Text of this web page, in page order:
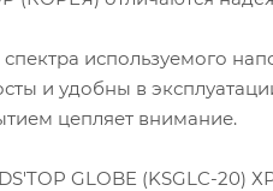
используемого
и удобны в
цепляет внимание.
GLOBE (KSGLC-20)